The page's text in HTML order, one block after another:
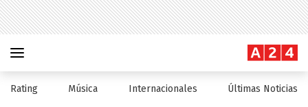
Rating Música Internacionales Últimas Noticias